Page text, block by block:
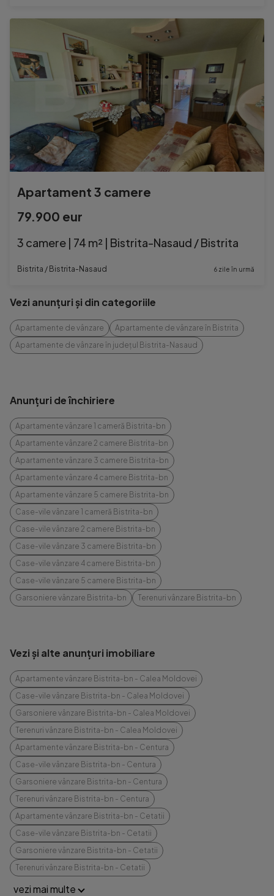
Apartament 3 camere
79.900 eur
3 camere | 74 m² | Bistrita-Nasaud / Bistrita
Bistrita / Bistrita-Nasaud 6 zile în urmă
Vezi anunțuri și din categoriile
Apartamente de vânzare
Apartamente de vânzare în Bistrita
Apartamente de vânzare în județul Bistrita-Nasaud
Anunțuri de închiriere
Apartamente vânzare 1 cameră Bistrita-bn
Apartamente vânzare 2 camere Bistrita-bn
Apartamente vânzare 3 camere Bistrita-bn
Apartamente vânzare 4 camere Bistrita-bn
Apartamente vânzare 5 camere Bistrita-bn
Case-vile vânzare 1 cameră Bistrita-bn
Case-vile vânzare 2 camere Bistrita-bn
Case-vile vânzare 3 camere Bistrita-bn
Case-vile vânzare 4 camere Bistrita-bn
Case-vile vânzare 5 camere Bistrita-bn
Garsoniere vânzare Bistrita-bn
Terenuri vânzare Bistrita-bn
Vezi și alte anunțuri imobiliare
Apartamente vânzare Bistrita-bn - Calea Moldovei
Case-vile vânzare Bistrita-bn - Calea Moldovei
Garsoniere vânzare Bistrita-bn - Calea Moldovei
Terenuri vânzare Bistrita-bn - Calea Moldovei
Apartamente vânzare Bistrita-bn - Centura
Case-vile vânzare Bistrita-bn - Centura
Garsoniere vânzare Bistrita-bn - Centura
Terenuri vânzare Bistrita-bn - Centura
Apartamente vânzare Bistrita-bn - Cetatii
Case-vile vânzare Bistrita-bn - Cetatii
Garsoniere vânzare Bistrita-bn - Cetatii
Terenuri vânzare Bistrita-bn - Cetatii
vezi mai multe